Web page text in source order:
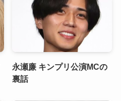
永瀬廉 キンプリ公演MCの
裏話